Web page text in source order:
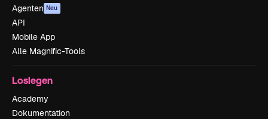
Agenten Neu
API
Mobile App
Alle Magnific-Tools
Loslegen
Academy
Dokumentation